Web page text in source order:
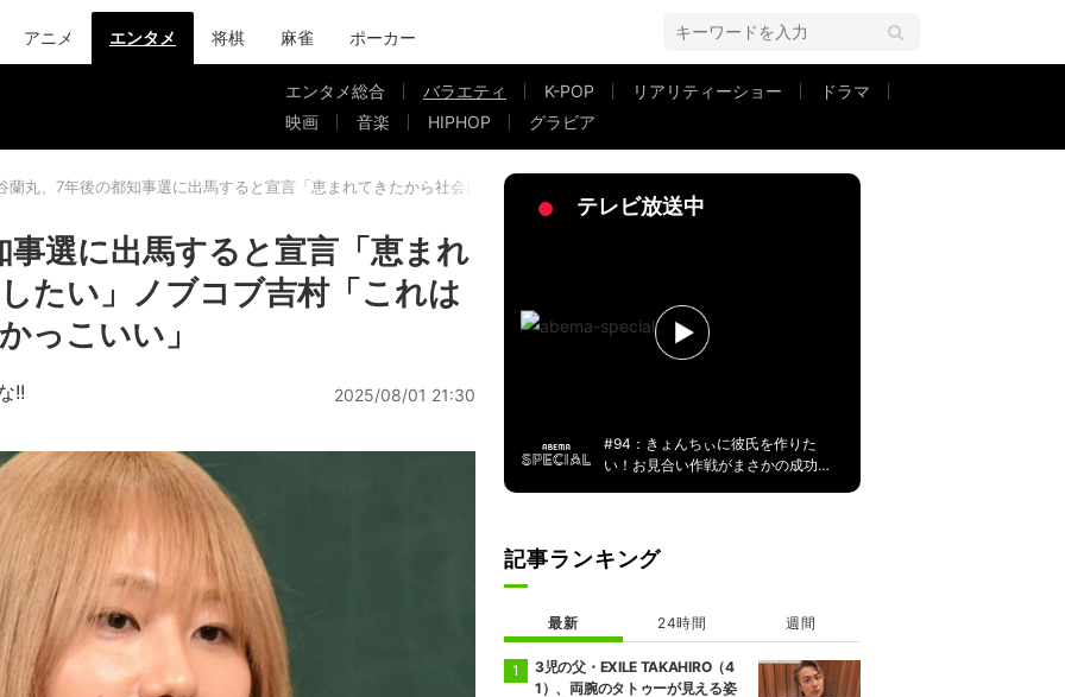
アニメ エンタメ 将棋 麻雀 ポーカー
エンタメ総合 バラエティ K-POP リアリティーショー
ドラマ
映画
音楽 HIPHOP グラビア
蘭丸、7年後の都知事選に出馬すると宣言「恵まれてきたから社会に還元したい」ノブコブ吉村「これは入れなきゃ」「人生がかっこいい」
選に出馬すると宣言「恵まれ
たい」ノブコブ吉村「これは
っこいい」
!! 2025/08/01 21:30
テレビ放送中
#94：きょんちぃに彼氏を作りた
い！お見合い作戦がまさかの成功
記事ランキング
最新 24時間 週間
3児の父・EXILE TAKAHIRO（4
1）、両腕のタトゥーが見える姿